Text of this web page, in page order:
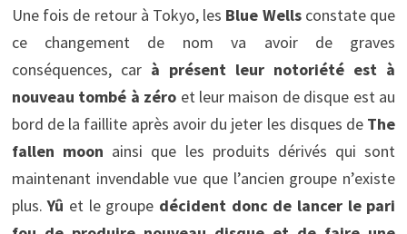
Une fois de retour à Tokyo, les Blue Wellsconstate que
ce changement de nom va avoir de graves
conséquences, car à présent leur notoriété est à
nouveau tombé à zéro et leur maison de disque est au
bord de la faillite après avoir du jeter les disques de The
fallen moon ainsi que les produits dérivés qui sont
maintenant invendable vue que l’ancien groupe n’existe
plus.Yû et le groupe décident donc de lancer le pari